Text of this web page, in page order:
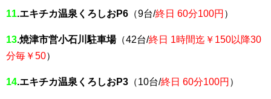
11.エキチカ温泉くろしおP6 （9台/終日 60分100円 ）
13.焼津市営小石川駐車場（42台/終日 1時間迄￥150以降30
分毎￥50）
14.エキチカ温泉くろしおP3 （10台/終日 60分100円 ）